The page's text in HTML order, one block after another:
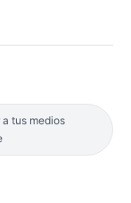
tus medios